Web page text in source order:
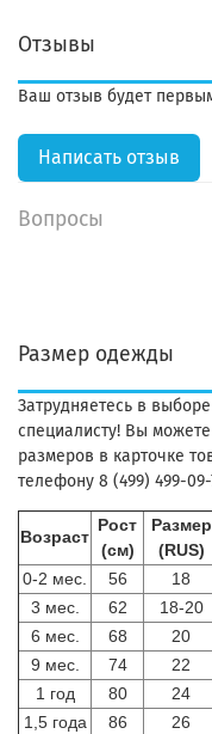
Отзывы
Ваш отзыв будет
Написать отзыв
Вопросы
Размер одежды
Затрудняетесь в
специалисту! Вы
размеров в карточке
телефону 8 (499) 499-09-
Возраст
Рост
(см)
Размер
(RUS)
0-2 мес.
56 18
3 мес.
62 18-20
6 мес.
68 20
9 мес.
74 22
1 год
80 24
1,5 года
86 26